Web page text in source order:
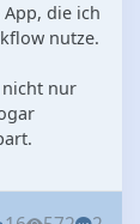
die ich
nutze.
nur